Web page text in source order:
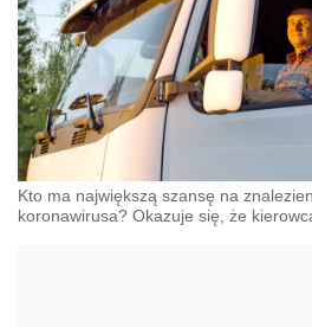
Kto ma największą szansę na
koronawirusa? Okazuje się, że